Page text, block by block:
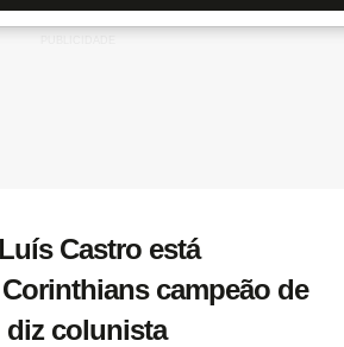
Castro está
campeão de
diz colunista